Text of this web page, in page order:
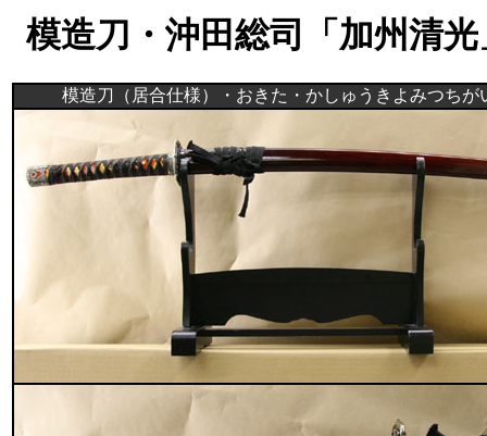
模造刀・沖田総司「加州清
模造刀（居合仕様）・おきた・かしゅうきよみつちが